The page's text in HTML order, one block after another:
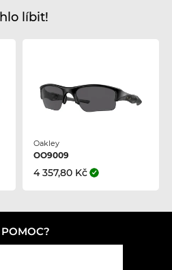
líbit!
Oakley
OO9009
4 357,80 Kč